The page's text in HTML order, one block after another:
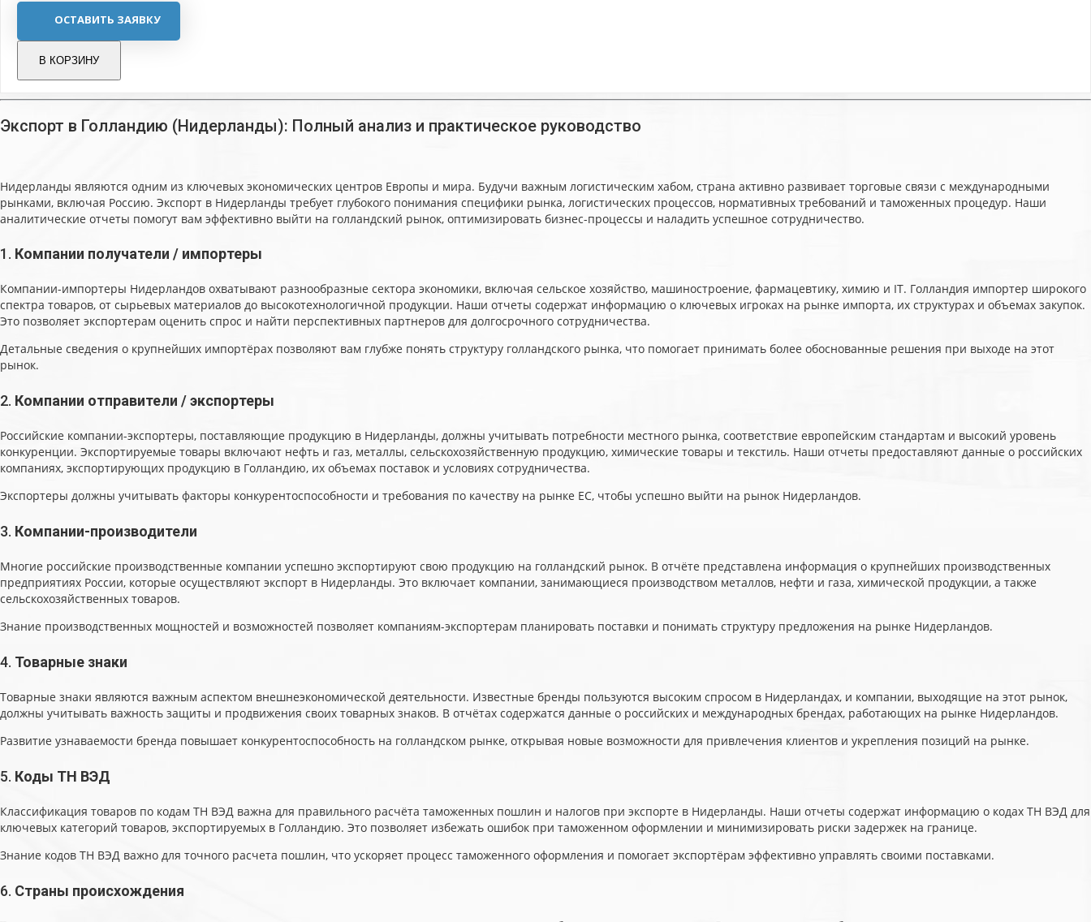
ОСТАВИТЬ ЗАЯВКУ
В КОРЗИНУ
Экспорт в Голландию (Нидерланды): Полный анализ и практическое руководство
Нидерланды являются одним из ключевых экономических центров Европы и мира. Будучи важным логистическим хабом, страна активно развивает торговые связи с международными
рынками, включая Россию. Экспорт в Нидерланды требует глубокого понимания специфики рынка, логистических процессов, нормативных требований и таможенных процедур. Наши
аналитические отчеты помогут вам эффективно выйти на голландский рынок, оптимизировать бизнес-процессы и наладить успешное сотрудничество.
1. Компании получатели / импортеры
Компании-импортеры Нидерландов охватывают разнообразные сектора экономики, включая сельское хозяйство, машиностроение, фармацевтику, химию и IT. Голландия импортер широкого
спектра товаров, от сырьевых материалов до высокотехнологичной продукции. Наши отчеты содержат информацию о ключевых игроках на рынке импорта, их структурах и объемах закупок.
Это позволяет экспортерам оценить спрос и найти перспективных партнеров для долгосрочного сотрудничества.
Детальные сведения о крупнейших импортёрах позволяют вам глубже понять структуру голландского рынка, что помогает принимать более обоснованные решения при выходе на этот
рынок.
2. Компании отправители / экспортеры
Российские компании-экспортеры, поставляющие продукцию в Нидерланды, должны учитывать потребности местного рынка, соответствие европейским стандартам и высокий уровень
конкуренции. Экспортируемые товары включают нефть и газ, металлы, сельскохозяйственную продукцию, химические товары и текстиль. Наши отчеты предоставляют данные о российских
компаниях, экспортирующих продукцию в Голландию, их объемах поставок и условиях сотрудничества.
Экспортеры должны учитывать факторы конкурентоспособности и требования по качеству на рынке ЕС, чтобы успешно выйти на рынок Нидерландов.
3. Компании-производители
Многие российские производственные компании успешно экспортируют свою продукцию на голландский рынок. В отчёте представлена информация о крупнейших производственных
предприятиях России, которые осуществляют экспорт в Нидерланды. Это включает компании, занимающиеся производством металлов, нефти и газа, химической продукции, а также
сельскохозяйственных товаров.
Знание производственных мощностей и возможностей позволяет компаниям-экспортерам планировать поставки и понимать структуру предложения на рынке Нидерландов.
4. Товарные знаки
Товарные знаки являются важным аспектом внешнеэкономической деятельности. Известные бренды пользуются высоким спросом в Нидерландах, и компании, выходящие на этот рынок,
должны учитывать важность защиты и продвижения своих товарных знаков. В отчётах содержатся данные о российских и международных брендах, работающих на рынке Нидерландов.
Развитие узнаваемости бренда повышает конкурентоспособность на голландском рынке, открывая новые возможности для привлечения клиентов и укрепления позиций на рынке.
5. Коды ТН ВЭД
Классификация товаров по кодам ТН ВЭД важна для правильного расчёта таможенных пошлин и налогов при экспорте в Нидерланды. Наши отчеты содержат информацию о кодах ТН ВЭД для
ключевых категорий товаров, экспортируемых в Голландию. Это позволяет избежать ошибок при таможенном оформлении и минимизировать риски задержек на границе.
Знание кодов ТН ВЭД важно для точного расчета пошлин, что ускоряет процесс таможенного оформления и помогает экспортёрам эффективно управлять своими поставками.
6. Страны происхождения